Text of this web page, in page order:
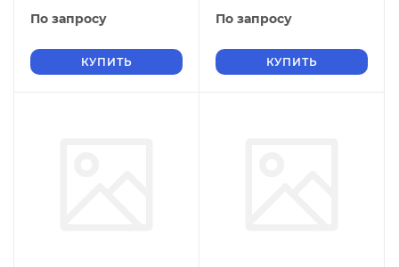
По запросу
КУПИТЬ
По запросу
КУПИТЬ